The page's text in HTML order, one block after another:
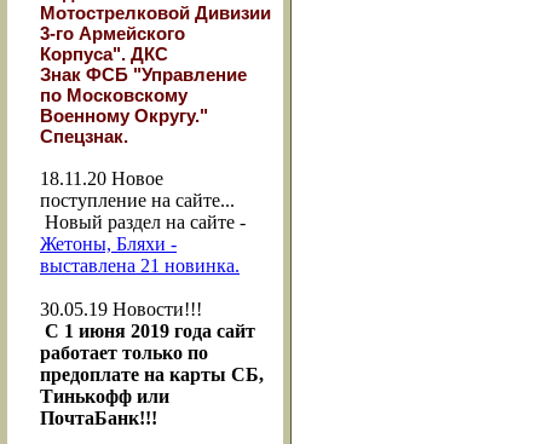
Мотострелковой Дивизии
3-го Армейского
Корпуса". ДКС
Знак ФСБ "Управление
по Московскому
Военному Округу."
Спецзнак.
18.11.20 Новое
поступление на сайте...
Новый раздел на сайте -
Жетоны, Бляхи -
выставлена 21 новинка.
30.05.19 Новости!!!
С 1 июня 2019 года сайт
работает только по
предоплате на карты СБ,
Тинькофф или
ПочтаБанк!!!